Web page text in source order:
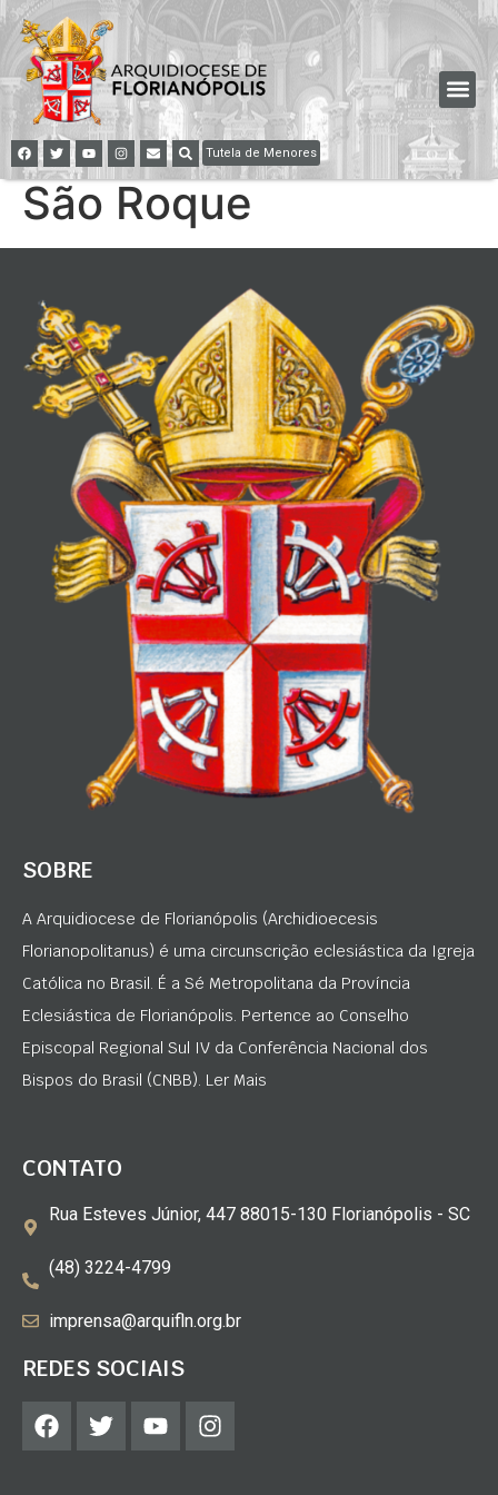
Tutela de Menores
São Roque
SOBRE
A Arquidiocese de Florianópolis (Archidioecesis
Florianopolitanus) é uma circunscrição eclesiástica da Igreja
Católica no Brasil. É a Sé Metropolitana da Província
Eclesiástica de Florianópolis. Pertence ao Conselho
Episcopal Regional Sul IV da Conferência Nacional dos
Bispos do Brasil (CNBB). Ler Mais
CONTATO
Rua Esteves Júnior, 447 88015-130 Florianópolis - SC
(48) 3224-4799
imprensa@arquifln.org.br
REDES SOCIAIS